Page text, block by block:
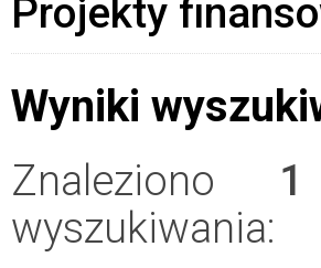
Projekty
Wyniki
Znaleziono 1
wyszukiwania: